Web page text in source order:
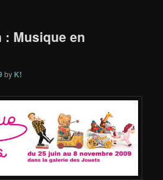
Musique en
by K!